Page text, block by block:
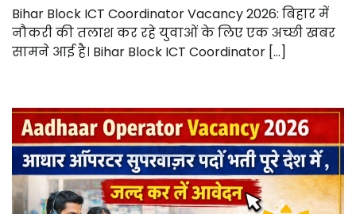
Bihar Block ICT Coordinator Vacancy 2026: बिहार में
नौकरी की तलाश कर रहे युवाओं के लिए एक अच्छी खबर
सामने आई है। Bihar Block ICT Coordinator […]